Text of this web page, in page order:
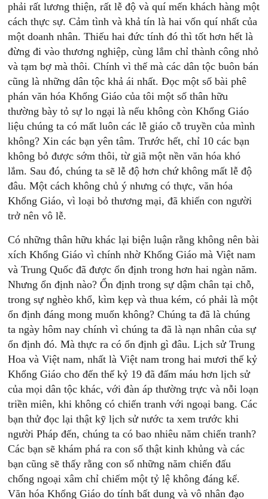
phải rất lương thiện, rất lễ độ và quí mến khách hàng một
cách thực sự. Cảm tình và khả tín là hai vốn quí nhất của
một doanh nhân. Thiếu hai đức tính đó thì tốt hơn hết là
đừng đi vào thương nghiệp, cùng lắm chỉ thành công nhỏ
và tạm bợ mà thôi. Chính vì thế mà các dân tộc buôn bán
cũng là những dân tộc khả ái nhất. Đọc một số bài phê
phán văn hóa Khổng Giáo của tôi một số thân hữu
thường bày tỏ sự lo ngại là nếu không còn Khổng Giáo
liệu chúng ta có mất luôn các lễ giáo cỗ truyền của mình
không? Xin các bạn yên tâm. Trước hết, chỉ 10 các bạn
không bỏ được sớm thôi, từ giã một nền văn hóa khó
lắm. Sau đó, chúng ta sẽ lễ độ hơn chứ không mất lễ độ
đâu. Một cách không chủ ý nhưng có thực, văn hóa
Khổng Giáo, vì loại bỏ thương mại, đã khiến con người
trở nên vô lễ.
Có những thân hữu khác lại biện luận rằng không nên bài
xích Khổng Giáo vì chính nhờ Khổng Giáo mà Việt nam
và Trung Quốc đã được ổn định trong hơn hai ngàn năm.
Nhưng ổn định nào? Ổn định trong sự dậm chân tại chỗ,
trong sự nghèo khổ, kìm kẹp và thua kém, có phải là một
ổn định đáng mong muốn không? Chúng ta đã là chúng
ta ngày hôm nay chính vì chúng ta đã là nạn nhân của sự
ổn định đó. Mà thực ra có ổn định gì đâu. Lịch sử Trung
Hoa và Việt nam, nhất là Việt nam trong hai mươi thế kỷ
Khổng Giáo cho đến thế kỷ 19 đã đấm máu hơn lịch sử
của mọi dân tộc khác, với đàn áp thường trực và nỗi loạn
triền miên, khi không có chiến tranh với ngoại bang. Các
bạn thử đọc lại thật kỹ lịch sử nước ta xem trước khi
người Pháp đến, chúng ta có bao nhiêu năm chiến tranh?
Các bạn sẽ khám phá ra con số thật kinh khủng và các
bạn cũng sẽ thấy rằng con số những năm chiến đấu
chống ngoại xâm chỉ chiếm một tỷ lệ không đáng kể.
Văn hóa Khổng Giáo do tính bất dung và vô nhân đạo